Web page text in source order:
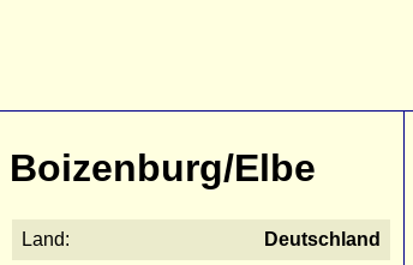
Boizenburg/Elbe
Land: Deutschland